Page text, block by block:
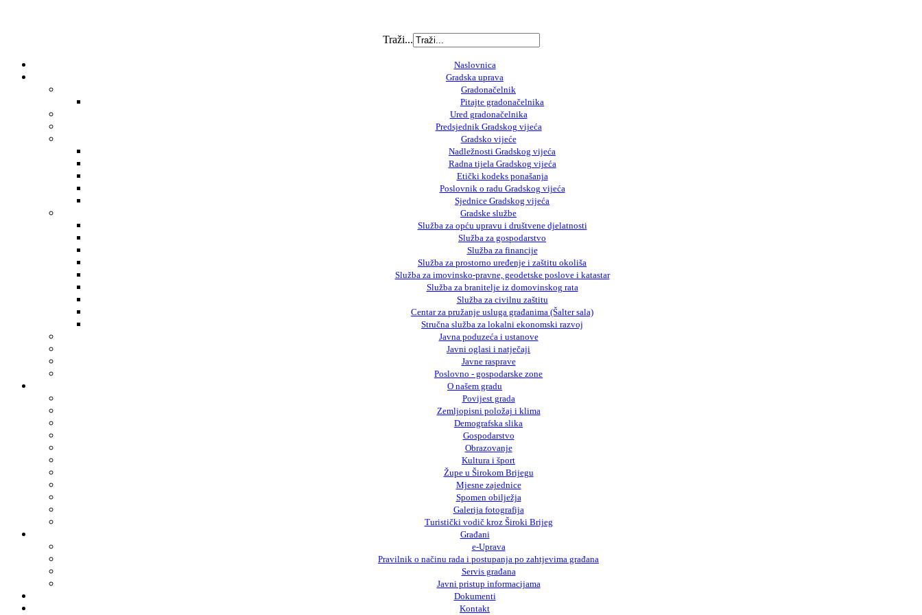
Traži...
Naslovnica
Gradska uprava
Gradonačelnik
Pitajte gradonačelnika
Ured gradonačelnika
Predsjednik Gradskog vijeća
Gradsko vijeće
Nadležnosti Gradskog vijeća
Radna tijela Gradskog vijeća
Etički kodeks ponašanja
Poslovnik o radu Gradskog vijeća
Sjednice Gradskog vijeća
Gradske službe
Služba za opću upravu i društvene djelatnosti
Služba za gospodarstvo
Služba za financije
Služba za prostorno uređenje i zaštitu okoliša
Služba za imovinsko-pravne, geodetske poslove i katastar
Služba za branitelje iz domovinskog rata
Služba za civilnu zaštitu
Centar za pružanje usluga građanima (Šalter sala)
Stručna služba za lokalni ekonomski razvoj
Javna poduzeća i ustanove
Javni oglasi i natječaji
Javne rasprave
Poslovno - gospodarske zone
O našem gradu
Povijest grada
Zemljopisni položaj i klima
Demografska slika
Gospodarstvo
Obrazovanje
Kultura i šport
Župe u Širokom Brijegu
Mjesne zajednice
Spomen obilježja
Galerija fotografija
Turistički vodič kroz Široki Brijeg
Građani
e-Uprava
Pravilnik o načinu rada i postupanja po zahtjevima građana
Servis građana
Javni pristup informacijama
Dokumenti
Kontakt